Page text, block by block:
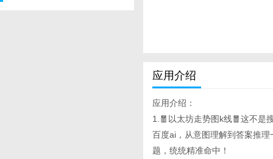
应用介绍
应用介绍：
1.🧧以太坊走势图k线🧧这不是
百度ai，从意图理解到答案推
题，统统精准命中！